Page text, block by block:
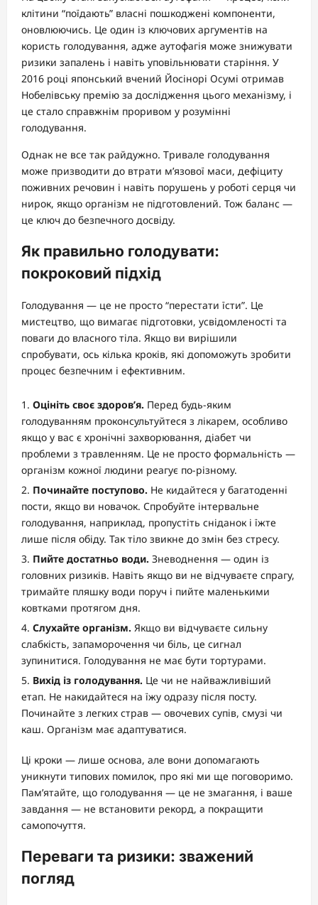
клітини “поїдають” власні пошкоджені компоненти,
оновлюючись. Це один із ключових аргументів на
користь голодування, адже аутофагія може знижувати
ризики запалень і навіть уповільнювати старіння. У
2016 році японський вчений Йосінорі Осумі отримав
Нобелівську премію за дослідження цього механізму, і
це стало справжнім проривом у розумінні
голодування.
Однак не все так райдужно. Тривале голодування
може призводити до втрати м’язової маси, дефіциту
поживних речовин і навіть порушень у роботі серця чи
нирок, якщо організм не підготовлений. Тож баланс —
це ключ до безпечного досвіду.
Як правильно голодувати:
покроковий підхід
Голодування — це не просто “перестати їсти”. Це
мистецтво, що вимагає підготовки, усвідомленості та
поваги до власного тіла. Якщо ви вирішили
спробувати, ось кілька кроків, які допоможуть зробити
процес безпечним і ефективним.
Оцініть своє здоров’я. Перед будь-яким
голодуванням проконсультуйтеся з лікарем, особливо
якщо у вас є хронічні захворювання, діабет чи
проблеми з травленням. Це не просто формальність —
організм кожної людини реагує по-різному.
Починайте поступово. Не кидайтеся у багатоденні
пости, якщо ви новачок. Спробуйте інтервальне
голодування, наприклад, пропустіть сніданок і їжте
лише після обіду. Так тіло звикне до змін без стресу.
Пийте достатньо води. Зневоднення — один із
головних ризиків. Навіть якщо ви не відчуваєте спрагу,
тримайте пляшку води поруч і пийте маленькими
ковтками протягом дня.
Слухайте організм. Якщо ви відчуваєте сильну
слабкість, запаморочення чи біль, це сигнал
зупинитися. Голодування не має бути тортурами.
Вихід із голодування. Це чи не найважливіший
етап. Не накидайтеся на їжу одразу після посту.
Починайте з легких страв — овочевих супів, смузі чи
каш. Організм має адаптуватися.
Ці кроки — лише основа, але вони допомагають
уникнути типових помилок, про які ми ще поговоримо.
Пам’ятайте, що голодування — це не змагання, і ваше
завдання — не встановити рекорд, а покращити
самопочуття.
Переваги та ризики: зважений
погляд